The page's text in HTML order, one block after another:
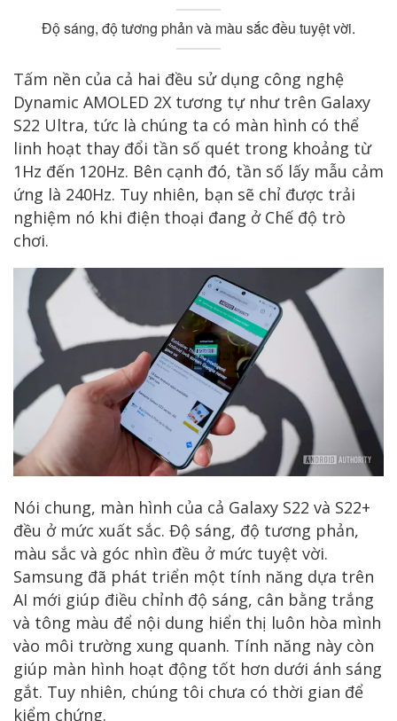
Độ sáng, độ tương phản và màu sắc đều tuyệt vời.
Tấm nền của cả hai đều sử dụng công nghệ
Dynamic AMOLED 2X tương tự như trên Galaxy
S22 Ultra, tức là chúng ta có màn hình có thể
linh hoạt thay đổi tần số quét trong khoảng từ
1Hz đến 120Hz. Bên cạnh đó, tần số lấy mẫu cảm
ứng là 240Hz. Tuy nhiên, bạn sẽ chỉ được trải
nghiệm nó khi điện thoại đang ở Chế độ trò
chơi.
Nói chung, màn hình của cả Galaxy S22 và S22+
đều ở mức xuất sắc. Độ sáng, độ tương phản,
màu sắc và góc nhìn đều ở mức tuyệt vời.
Samsung đã phát triển một tính năng dựa trên
AI mới giúp điều chỉnh độ sáng, cân bằng trắng
và tông màu để nội dung hiển thị luôn hòa mình
vào môi trường xung quanh. Tính năng này còn
giúp màn hình hoạt động tốt hơn dưới ánh sáng
gắt. Tuy nhiên, chúng tôi chưa có thời gian để
kiểm chứng.